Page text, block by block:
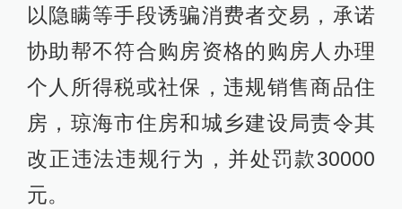
以隐瞒等手段诱骗消费者交易，承诺
协助帮不符合购房资格的购房人办理
个人所得税或社保，违规销售商品住
房，琼海市住房和城乡建设局责令其
改正违法违规行为，并处罚款30000
元。